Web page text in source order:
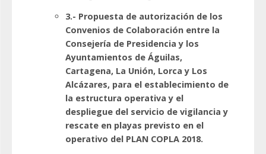
3.- Propuesta de autorización de los
Convenios de Colaboración entre la
Consejería de Presidencia y los
Ayuntamientos de Águilas,
Cartagena, La Unión, Lorca y Los
Alcázares, para el establecimiento de
la estructura operativa y el
despliegue del servicio de vigilancia y
rescate en playas previsto en el
operativo del PLAN COPLA 2018.